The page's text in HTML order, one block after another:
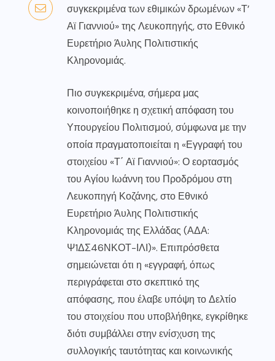
συγκεκριμένα των εθιμικών δρωμένων «Τ’
Αϊ Γιαννιού» της Λευκοπηγής, στο Εθνικό
Ευρετήριο Άυλης Πολιτιστικής
Κληρονομιάς.
Πιο συγκεκριμένα, σήμερα μας
κοινοποιήθηκε η σχετική απόφαση του
Υπουργείου Πολιτισμού, σύμφωνα με την
οποία πραγματοποιείται η «Εγγραφή του
στοιχείου «Τ΄ Αϊ Γιαννιού»: Ο εορτασμός
του Αγίου Ιωάννη του Προδρόμου στη
Λευκοπηγή Κοζάνης, στο Εθνικό
Ευρετήριο Άυλης Πολιτιστικής
Κληρονομιάς της Ελλάδας (ΑΔΑ:
Ψ1ΔΣ46ΝΚΟΤ-ΙΛΙ)». Επιπρόσθετα
σημειώνεται ότι η «εγγραφή, όπως
περιγράφεται στο σκεπτικό της
απόφασης, που έλαβε υπόψη το Δελτίο
του στοιχείου που υποβλήθηκε, εγκρίθηκε
διότι συμβάλλει στην ενίσχυση της
συλλογικής ταυτότητας και κοινωνικής